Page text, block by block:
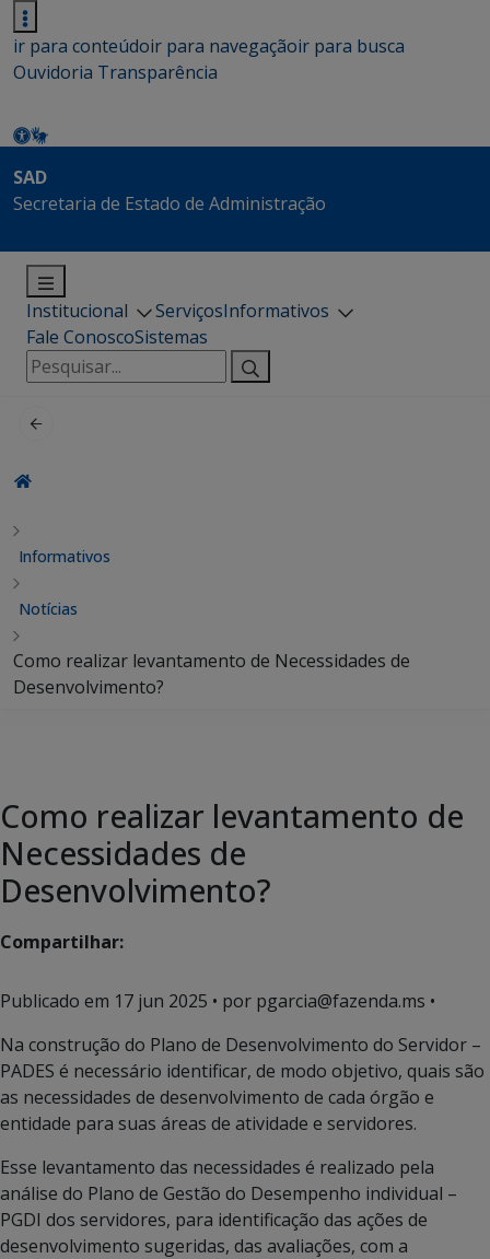
ir para conteúdoir para navegaçãoir para busca
Ouvidoria Transparência
SAD
Secretaria de Estado de Administração
Institucional ServiçosInformativos
Fale ConoscoSistemas
Pesquisar
por:
Informativos
Notícias
Como realizar levantamento de Necessidades de
Desenvolvimento?
Como realizar levantamento de
Necessidades de
Desenvolvimento?
Compartilhar:
Publicado em 17 jun 2025 • por pgarcia@fazenda.ms •
Na construção do Plano de Desenvolvimento do Servidor –
PADES é necessário identificar, de modo objetivo, quais são
as necessidades de desenvolvimento de cada órgão e
entidade para suas áreas de atividade e servidores.
Esse levantamento das necessidades é realizado pela
análise do Plano de Gestão do Desempenho individual –
PGDI dos servidores, para identificação das ações de
desenvolvimento sugeridas, das avaliações, com a